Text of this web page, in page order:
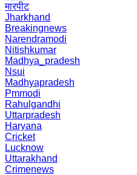
मारपीट
Jharkhand
Breakingnews
Narendramodi
Nitishkumar
Madhya_pradesh
Nsui
Madhyapradesh
Pmmodi
Rahulgandhi
Uttarpradesh
Haryana
Cricket
Lucknow
Uttarakhand
Crimenews